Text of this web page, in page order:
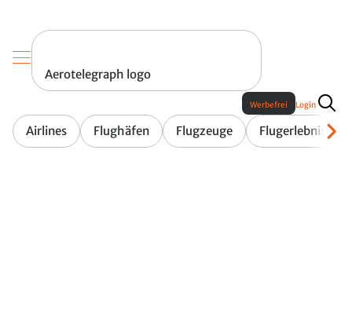
Aerotelegraph logo
Airlines Flughäfen Flugzeuge Flugerlebnis
Werbefrei Login